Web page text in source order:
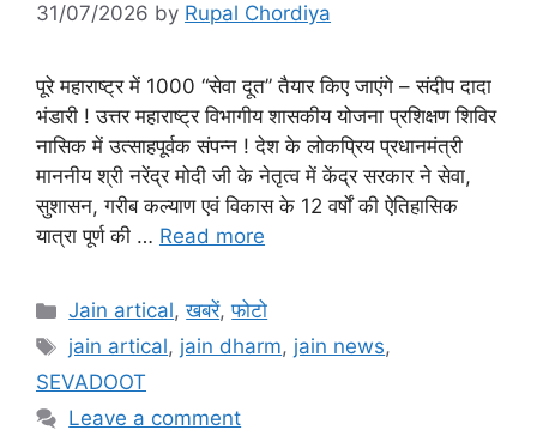
31/07/2026 by Rupal Chordiya
पूरे महाराष्ट्र में 1000 “सेवा दूत” तैयार किए जाएंगे – संदीप दादा
भंडारी ! उत्तर महाराष्ट्र विभागीय शासकीय योजना प्रशिक्षण शिविर
नासिक में उत्साहपूर्वक संपन्न ! देश के लोकप्रिय प्रधानमंत्री
माननीय श्री नरेंद्र मोदी जी के नेतृत्व में केंद्र सरकार ने सेवा,
सुशासन, गरीब कल्याण एवं विकास के 12 वर्षों की ऐतिहासिक
यात्रा पूर्ण की … Read more
Categories
Jain artical,खबरें,फोटो
Tags
jain artical, jain dharm, jain news,
SEVADOOT
Leave a comment